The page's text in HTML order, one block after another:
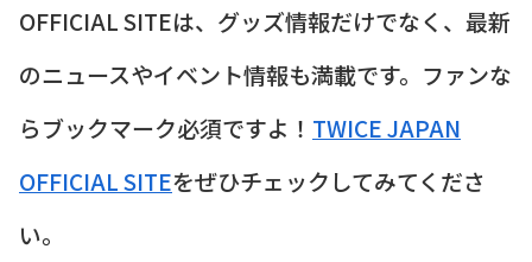
OFFICIAL SITEは、グッズ情報だけでなく、最新
のニュースやイベント情報も満載です。ファンな
らブックマーク必須ですよ！ TWICE JAPAN
OFFICIAL SITEをぜひチェックしてみてくださ
い。